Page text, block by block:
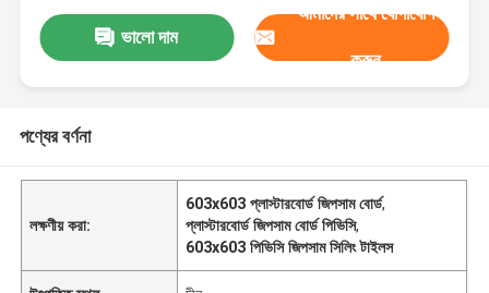
ভালো দাম
আমাদের সাথে যোগাযোগ
করুন
পণ্যের বর্ণনা
লক্ষণীয় করা:
603x603 প্লাস্টারবোর্ড জিপসাম বোর্ড,
প্লাস্টারবোর্ড জিপসাম বোর্ড পিভিসি,
603x603 পিভিসি জিপসাম সিলিং টাইলস